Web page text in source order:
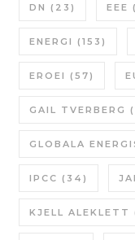
DN (23) EEE
ENERGI (153)
EROEI (57)
GAIL TVERBERG
GLOBALA
IPCC (34)
KJELL ALEKLETT